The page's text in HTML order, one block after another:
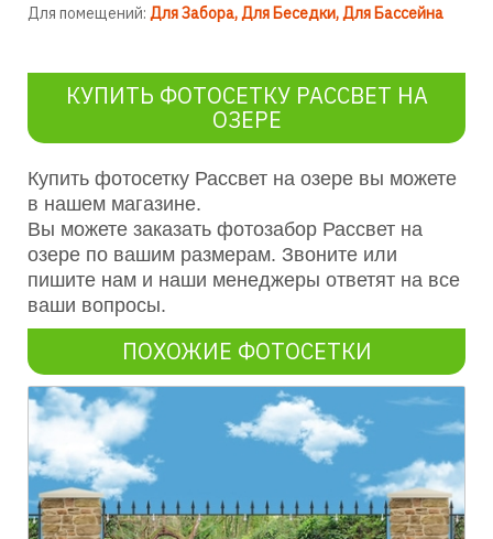
Для помещений: Для Забора Для Беседки Для Бассейна
КУПИТЬ ФОТОСЕТКУ РАССВЕТ НА
ОЗЕРЕ
Купить фотосетку Рассвет на озере вы можете
в нашем магазине.
Вы можете заказать фотозабор Рассвет на
озере по вашим размерам. Звоните или
пишите нам и наши менеджеры ответят на все
ваши вопросы.
ПОХОЖИЕ ФОТОСЕТКИ